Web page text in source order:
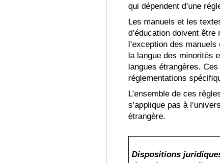
qui dépendent d’une
Les manuels et les
d’éducation doivent être
l’exception des
la langue des minorités
langues étrangères.
réglementations
L’ensemble de ces
s’applique pas à
étrangère.
Dispositions